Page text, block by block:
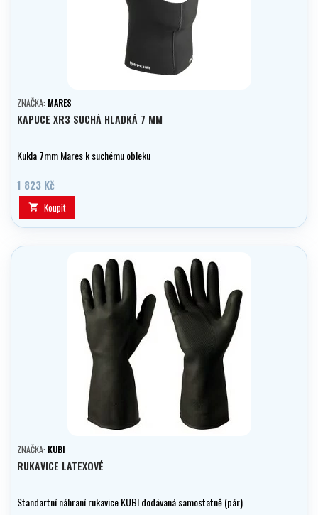
ZNAČKA: MARES
KAPUCE XR3 SUCHÁ HLADKÁ 7 MM
Kukla 7mm Mares k suchému obleku
1 823 Kč
 Koupit
ZNAČKA: KUBI
RUKAVICE LATEXOVÉ
Standartní náhraní rukavice KUBI dodávaná samostatně (pár)